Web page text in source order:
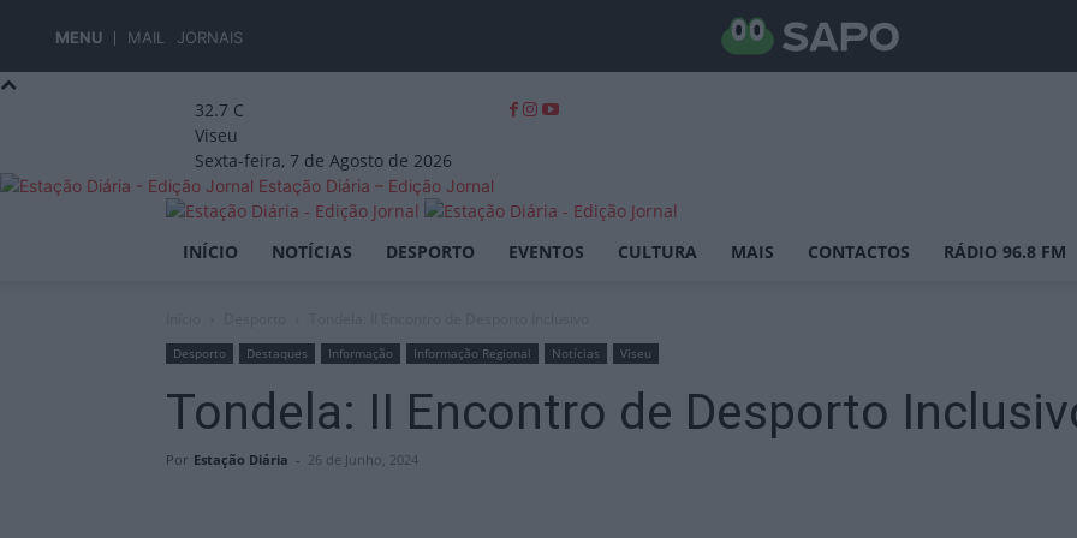
MENU MAIL JORNAIS
32.7 C
Viseu
Sexta-feira, 7 de Agosto de 2026
Estação Diária – Edição Jornal
INÍCIO NOTÍCIAS DESPORTO EVENTOS CULTURA MAIS CONTACTOS RÁDIO 96.8 FM
Desporto Destaques Informação Informação Regional Notícias Viseu
Tondela: II Encontro de Desporto
Por Estação Diária - 26 de Junho, 2024